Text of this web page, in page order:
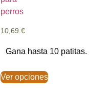
10,69 €
Gana hasta 10 patitas.
Ver opciones